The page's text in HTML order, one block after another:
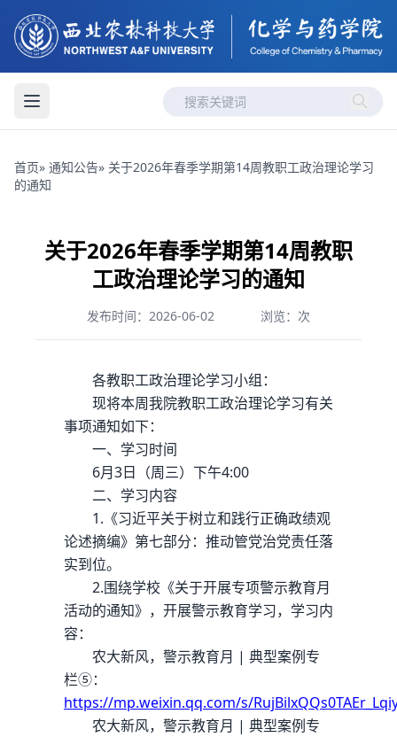
首页» 通知公告» 关于2026年春季学期第14周教职工政治理论学习
的通知
关于2026年春季学期第14周教职
工政治理论学习的通知
发布时间：2026-06-02 浏览： 次
各教职工政治理论学习小组：
现将本周我院教职工政治理论学习有关
事项通知如下：
一、学习时间
6月3日（周三）下午4:00
二、学习内容
1.《习近平关于树立和践行正确政绩观
论述摘编》第七部分：推动管党治党责任落
实到位。
2.围绕学校《关于开展专项警示教育月
活动的通知》，开展警示教育学习，学习内
容：
农大新风，警示教育月 | 典型案例专
栏⑤：
https://mp.weixin.qq.com/s/
农大新风，警示教育月 | 典型案例专